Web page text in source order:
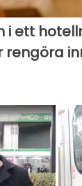
i ett
rengöra